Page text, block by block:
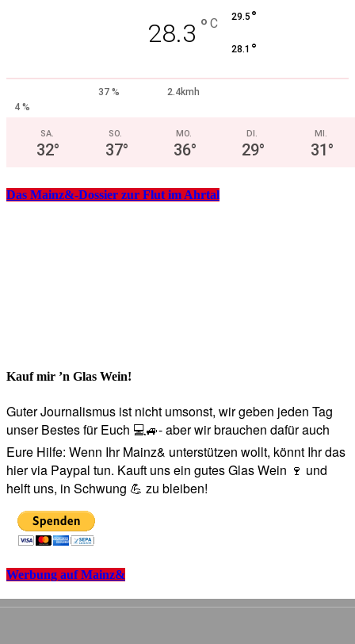
28.3 ° C 29.5 °
28.1 °
37 %
2.4kmh
4 %
SA.
32°
SO.
37°
MO.
36°
DI.
29°
MI.
31°
Das Mainz&-Dossier zur Flut im Ahrtal
Kauf mir ’n Glas Wein!
Guter Journalismus ist nicht umsonst, wir geben jeden Tag
unser Bestes für Euch 💻🚙- aber wir brauchen dafür auch
Eure Hilfe: Wenn Ihr Mainz& unterstützen wollt, könnt Ihr das
hier via Paypal tun. Kauft uns ein gutes Glas Wein 🍷 und
helft uns, in Schwung 💪 zu bleiben!
Werbung auf Mainz&